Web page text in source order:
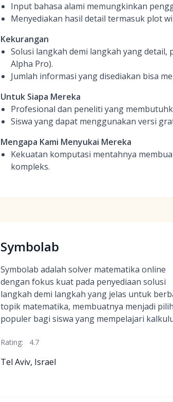
Input bahasa alami memungkinkan
Menyediakan hasil detail termasuk plot
Kekurangan
Solusi langkah demi langkah yang
Alpha Pro).
Jumlah informasi yang disediakan bisa
Untuk Siapa Mereka
Profesional dan peneliti yang
Siswa yang dapat menggunakan versi
Mengapa Kami Menyukai Mereka
Kekuatan komputasi mentahnya
kompleks.
Symbolab
Symbolab adalah solver matematika online
dengan fokus kuat pada penyediaan solusi
langkah demi langkah yang jelas untuk
topik matematika, membuatnya menjadi
populer bagi siswa yang mempelajari
Rating: 4.7
Tel Aviv, Israel